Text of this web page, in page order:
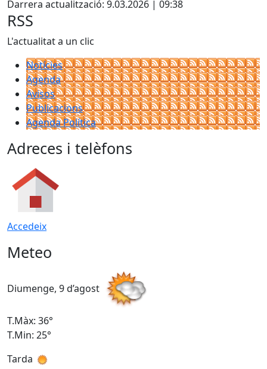
Darrera actualització: 9.03.2026 | 09:38
RSS
L'actualitat a un clic
Notícies
Agenda
Avisos
Publicacions
Agenda Política
Adreces i telèfons
Accedeix
Meteo
Diumenge, 9 d’agost
T.Màx: 36°
T.Min: 25°
Tarda